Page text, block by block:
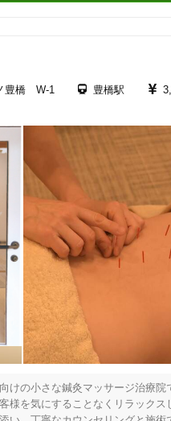
豊橋 W-1 豊橋駅
けの小さな鍼灸マッサージ治療院
様を気にすることなくリラックス